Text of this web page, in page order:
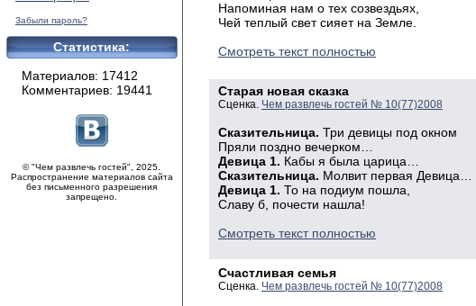
Забыли пароль?
Статистика:
Материалов: 17412
Комментариев: 19441
© "Чем развлечь гостей", 2025.
Распространение материалов сайта
без письменного разрешения
запрещено.
Напоминая нам о тех созвездьях,
Чей теплый свет сияет на Земле.
Смотреть текст полностью
Старая новая сказка
Сценка. Чем развлечь гостей № 10(77)2008
Сказительница. Три девицы под окном
Пряли поздно вечерком…
Девица 1. Кабы я была царица…
Сказительница. Молвит первая Девица…
Девица 1. То на подиум пошла,
Славу б, почести нашла!
Смотреть текст полностью
Счастливая семья
Сценка. Чем развлечь гостей № 10(77)2008